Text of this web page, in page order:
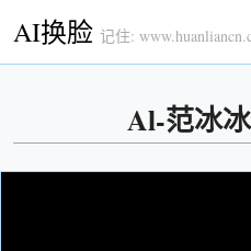
AI换脸 记住:
Al-范冰